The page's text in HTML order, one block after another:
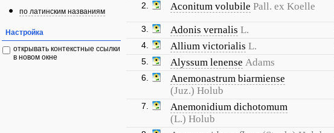
по латинским названиям
Настройка
открывать контекстные ссылки
в новом окне
2.
Aconitum volubile Pall. ex Koelle
3.
Adonis vernalis L.
4.
Allium victorialis L.
5.
Alyssum lenense Adams
6.
Anemonastrum biarmiense
(Juz.) Holub
7.
Anemonidium dichotomum
(L.) Holub